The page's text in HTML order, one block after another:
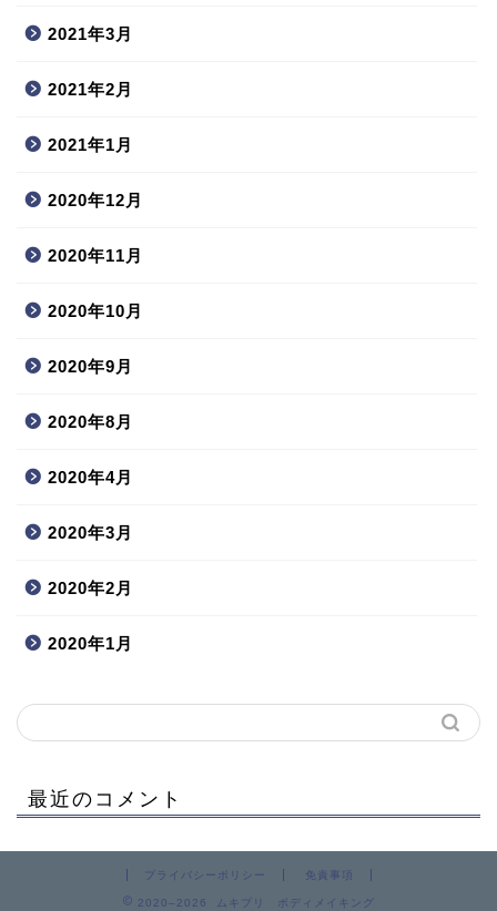
2021年3月
2021年2月
2021年1月
2020年12月
2020年11月
2020年10月
2020年9月
2020年8月
2020年4月
2020年3月
2020年2月
2020年1月
最近のコメント
プライバシーポリシー 免責事項
2020–2026 ムキプリ ボディメイキング